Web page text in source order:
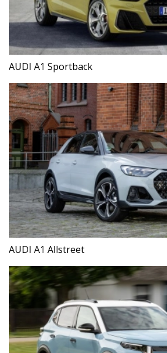
AUDI A1 Sportback
AUDI A1 Allstreet